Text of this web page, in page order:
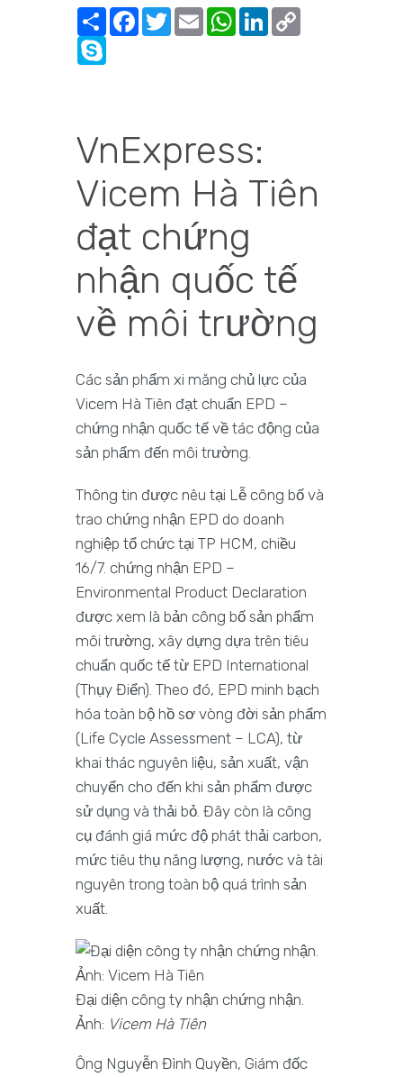
ShareFacebook
TwitterEmail WhatsApp
LinkedIn
VnExpress:
Vicem Hà Tiên
đạt chứng
nhận quốc tế
về môi trường
Các sản phẩm xi măng chủ lực của
Vicem Hà Tiên đạt chuẩn EPD –
chứng nhận quốc tế về tác động của
sản phẩm đến môi trường.
Thông tin được nêu tại Lễ công bố và
trao chứng nhận EPD do doanh
nghiệp tổ chức tại TP HCM, chiều
16/7. chứng nhận EPD –
Environmental Product Declaration
được xem là bản công bố sản phẩm
môi trường, xây dựng dựa trên tiêu
chuẩn quốc tế từ EPD International
(Thụy Điển). Theo đó, EPD minh bạch
hóa toàn bộ hồ sơ vòng đời sản phẩm
(Life Cycle Assessment – LCA), từ
khai thác nguyên liệu, sản xuất, vận
chuyển cho đến khi sản phẩm được
sử dụng và thải bỏ. Đây còn là công
cụ đánh giá mức độ phát thải carbon,
mức tiêu thụ năng lượng, nước và tài
nguyên trong toàn bộ quá trình sản
xuất.
Đại diện công ty nhận chứng nhận.
Ảnh: Vicem Hà Tiên
Ông Nguyễn Đình Quyền, Giám đốc